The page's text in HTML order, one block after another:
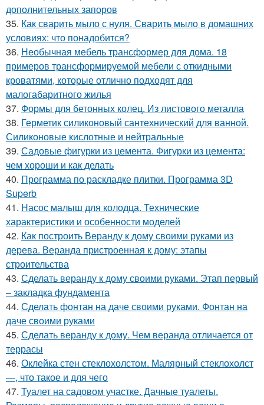
дополнительных запоров
35. Как сварить мыло с нуля. Сварить мыло в домашних
условиях: что понадобится?
36. Необычная мебель трансформер для дома. 18
примеров трансформируемой мебели с откидными
кроватями, которые отлично подходят для
малогабаритного жилья
37. Формы для бетонных колец. Из листового металла
38. Герметик силиконовый сантехнический для ванной.
Силиконовые кислотные и нейтральные
39. Садовые фигурки из цемента. Фигурки из цемента:
чем хороши и как делать
40. Программа по раскладке плитки. Программа 3D
Superb
41. Насос малыш для колодца. Технические
характеристики и особенности моделей
42. Как построить Веранду к дому своими руками из
дерева. Веранда пристроенная к дому: этапы
строительства
43. Сделать веранду к дому своими руками. Этап первый
– закладка фундамента
44. Сделать фонтан на даче своими руками. Фонтан на
даче своими руками
45. Сделать веранду к дому. Чем веранда отличается от
террасы
46. Оклейка стен стеклохолстом. Малярный стеклохолст
—, что такое и для чего
47. Туалет на садовом участке. Дачные туалеты.